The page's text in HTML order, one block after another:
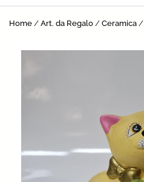
Home / Art. da Regalo / Ceramica /